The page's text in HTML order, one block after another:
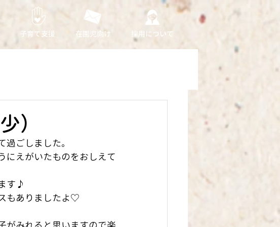
子育て支援 在園児向け 採用について
）
ごしました。
にえがいたものをおしえて
す♪
もありましたよ♡